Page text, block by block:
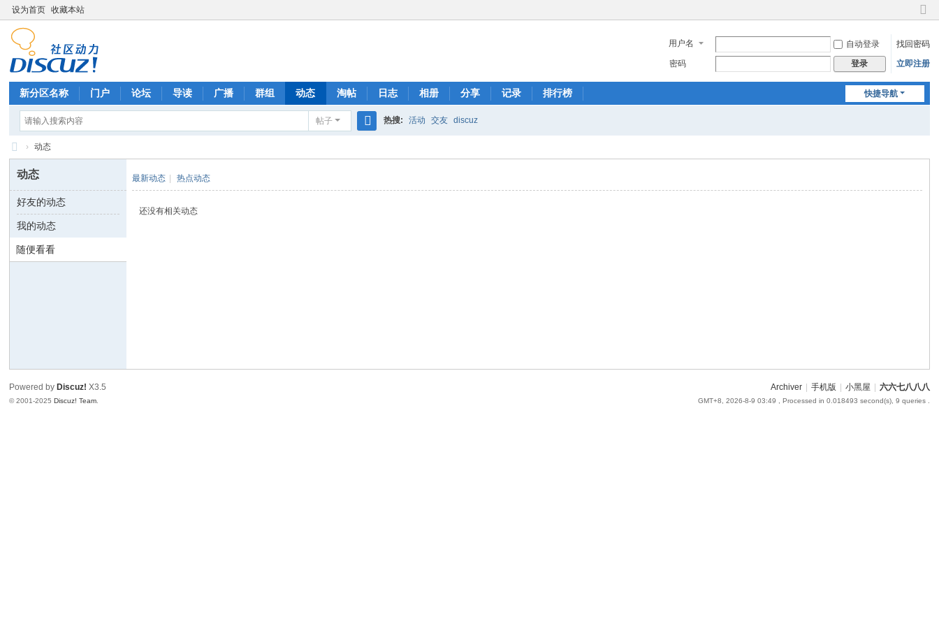
设为首页 收藏本站
切
到
窄
用户名 自动登录
找回密码
密码
登录 立即注册
快捷导航
新分区名称 门户 论坛 导读 广播 群组 动态 淘帖 日志 相册 分享 记录 排行榜
帖子
索
热搜: 活动 交友 discuz
六
六
七
八
八
› 动态
动态
好友的动态
我的动态
随便看看
最新动态 热点动态
还没有相关动态
Archiver 手机版 小黑屋 六六七八八八
GMT+8, 2026-8-9 03:49 , Processed in 0.018493 second(s), 9 queries .
Powered by Discuz! X3.5
© 2001-2025Discuz! Team